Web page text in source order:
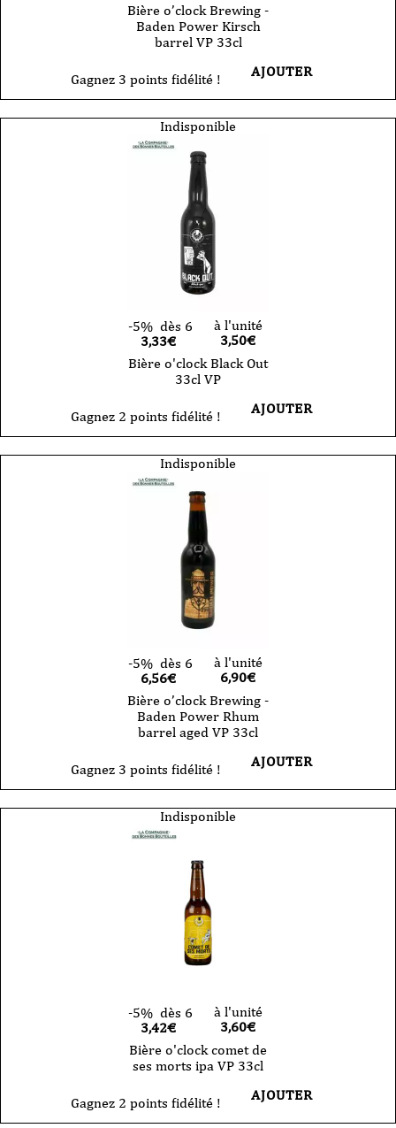
Bière o’clock Brewing -
Baden Power Kirsch
barrel VP 33cl
Gagnez 3 points fidélité ! AJOUTER
Indisponible
-5% dès 6
3,33€
à l'unité
3,50€
Bière o'clock Black Out
33cl VP
Gagnez 2 points fidélité ! AJOUTER
Indisponible
-5% dès 6
6,56€
à l'unité
6,90€
Bière o’clock Brewing -
Baden Power Rhum
barrel aged VP 33cl
Gagnez 3 points fidélité ! AJOUTER
Indisponible
-5% dès 6
3,42€
à l'unité
3,60€
Bière o'clock comet de
ses morts ipa VP 33cl
Gagnez 2 points fidélité ! AJOUTER